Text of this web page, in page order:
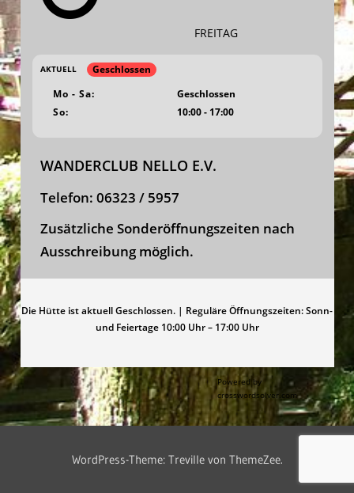
FREITAG
AKTUELL
Geschlossen
Mo - Sa:
Geschlossen
So:
10:00 - 17:00
WANDERCLUB NELLO E.V.
Telefon: 06323 / 5957
Zusätzliche Sonderöffnungszeiten nach
Ausschreibung möglich.
Die Hütte ist aktuell Geschlossen. | Reguläre Öffnungszeiten: Sonn-
und Feiertage 10:00 Uhr – 17:00 Uhr
Powered by
crosswordsolver.com
WordPress-Theme: Treville von ThemeZee.